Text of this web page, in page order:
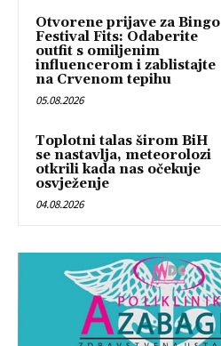
Otvorene prijave za Bingo
Festival Fits: Odaberite
outfit s omiljenim
influencerom i zablistajte
na Crvenom tepihu
05.08.2026
Toplotni talas širom BiH
se nastavlja, meteorolozi
otkrili kada nas očekuje
osvježenje
04.08.2026